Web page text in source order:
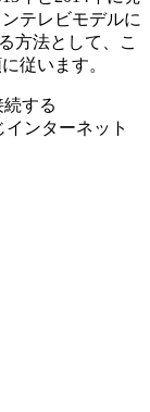
テレビモデルに
方法として、こ
従います。
する
インターネット